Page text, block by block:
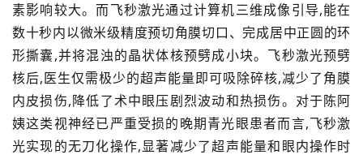
素影响较大。而飞秒激光通过计算机三维成像引导,能在
数十秒内以微米级精度预切角膜切口、完成居中正圆的环
形撕囊,并将混浊的晶状体核预劈成小块。飞秒激光预劈
核后,医生仅需极少的超声能量即可吸除碎核,减少了角膜
内皮损伤,降低了术中眼压剧烈波动和热损伤。对于陈阿
姨这类视神经已严重受损的晚期青光眼患者而言,飞秒激
光实现的无刀化操作,显著减少了超声能量和眼内操作时